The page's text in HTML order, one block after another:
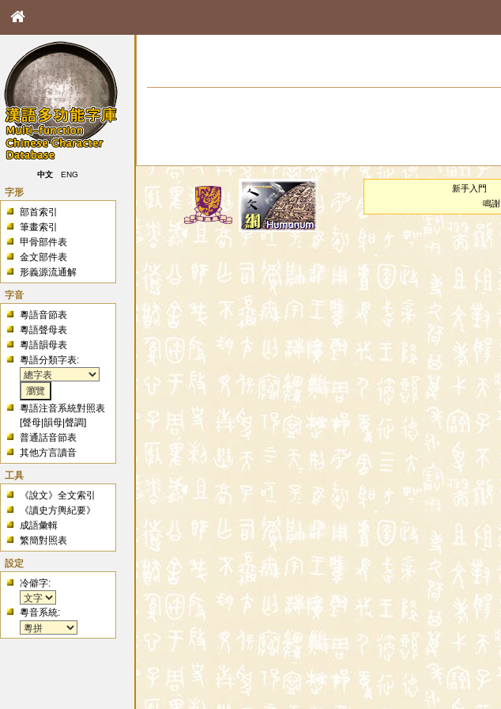
中文 ENG
字形
部首索引
筆畫索引
甲骨部件表
金文部件表
形義源流通解
字音
粵語音節表
粵語聲母表
粵語韻母表
粵語分類字表:
粵語注音系統對照表
[聲母 |韻母 |聲調]
普通話音節表
其他方言讀音
工具
《說文》全文索引
《讀史方輿紀要》
成語彙輯
繁簡對照表
設定
冷僻字:
粵音系統:
新手入門
鳴謝